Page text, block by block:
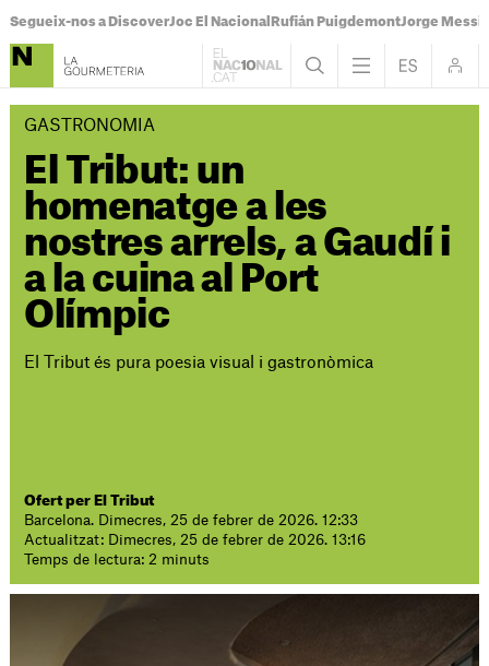
Segueix-nos a DiscoverJoc El Nacional Rufián PuigdemontJorge Messi
GASTRONOMIA
El Tribut: un
homenatge a les
nostres arrels, a Gaudí i
a la cuina al Port
Olímpic
El Tribut és pura poesia visual i gastronòmica
Ofert per El Tribut
Barcelona. Dimecres, 25 de febrer de 2026. 12:33
Actualitzat: Dimecres, 25 de febrer de 2026. 13:16
Temps de lectura: 2 minuts